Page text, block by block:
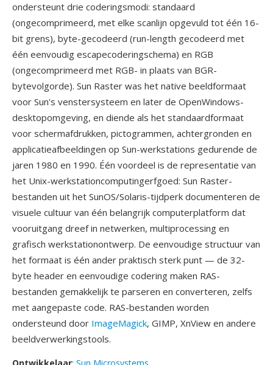
ondersteunt drie coderingsmodi: standaard
(ongecomprimeerd, met elke scanlijn opgevuld tot één 16-
bit grens), byte-gecodeerd (run-length gecodeerd met
één eenvoudig escapecoderingschema) en RGB
(ongecomprimeerd met RGB- in plaats van BGR-
bytevolgorde). Sun Raster was het native beeldformaat
voor Sun's venstersysteem en later de OpenWindows-
desktopomgeving, en diende als het standaardformaat
voor schermafdrukken, pictogrammen, achtergronden en
applicatieafbeeldingen op Sun-werkstations gedurende de
jaren 1980 en 1990. Één voordeel is de representatie van
het Unix-werkstationcomputingerfgoed: Sun Raster-
bestanden uit het SunOS/Solaris-tijdperk documenteren de
visuele cultuur van één belangrijk computerplatform dat
vooruitgang dreef in netwerken, multiprocessing en
grafisch werkstationontwerp. De eenvoudige structuur van
het formaat is één ander praktisch sterk punt — de 32-
byte header en eenvoudige codering maken RAS-
bestanden gemakkelijk te parseren en converteren, zelfs
met aangepaste code. RAS-bestanden worden
ondersteund door ImageMagick, GIMP, XnView en andere
beeldverwerkingstools.